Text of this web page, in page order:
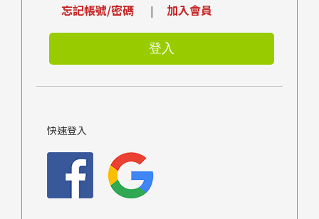
忘記帳號/密碼 | 加入會員
快速登入